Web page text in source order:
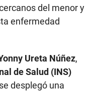
del menor y
enfermedad
Ureta Núñez,
de Salud (INS)
desplegó una